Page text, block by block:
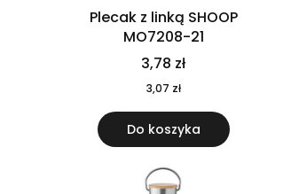
Plecak z linką SHOOP
MO7208-21
3,78 zł
3,07 zł
Do koszyka